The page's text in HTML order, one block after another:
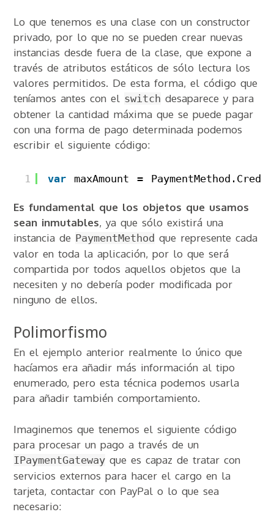
Lo que tenemos es una clase con un constructor
privado, por lo que no se pueden crear nuevas
instancias desde fuera de la clase, que expone a
través de atributos estáticos de sólo lectura los
valores permitidos. De esta forma, el código que
teníamos antes con el switch desaparece y para
obtener la cantidad máxima que se puede pagar
con una forma de pago determinada podemos
escribir el siguiente código:
1 var maxAmount =
Es fundamental que los objetos que usamos
sean inmutables, ya que sólo existirá una
instancia de PaymentMethod que represente cada
valor en toda la aplicación, por lo que será
compartida por todos aquellos objetos que la
necesiten y no debería poder modificada por
ninguno de ellos.
Polimorfismo
En el ejemplo anterior realmente lo único que
hacíamos era añadir más información al tipo
enumerado, pero esta técnica podemos usarla
para añadir también comportamiento.
Imaginemos que tenemos el siguiente código
para procesar un pago a través de un
IPaymentGateway que es capaz de tratar con
servicios externos para hacer el cargo en la
tarjeta, contactar con PayPal o lo que sea
necesario: